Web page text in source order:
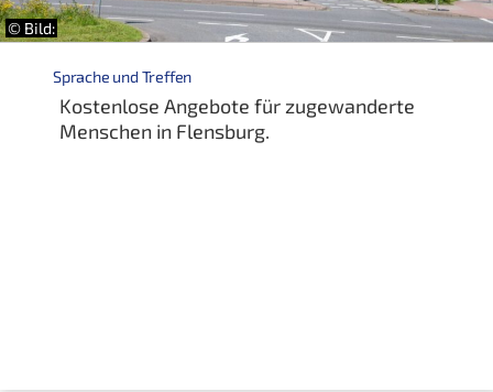
© Bild:
Sprache und Treffen
Kostenlose Angebote für zugewanderte
Menschen in Flensburg.